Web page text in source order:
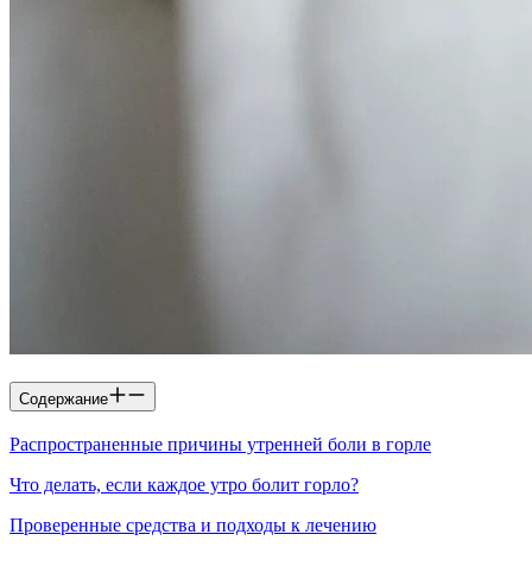
Содержание
Распространенные причины утренней боли в горле
Что делать, если каждое утро болит горло?
Проверенные средства и подходы к лечению